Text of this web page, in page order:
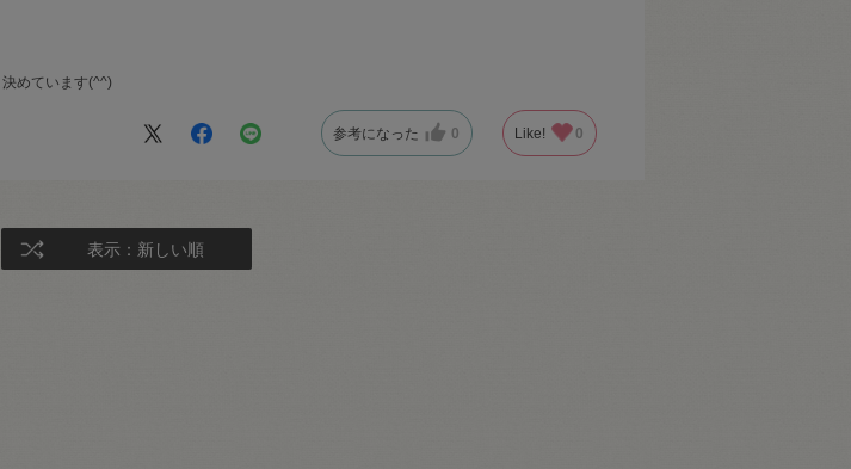
めています(^^)
参考になった 0 Like! 0
表示：新しい順